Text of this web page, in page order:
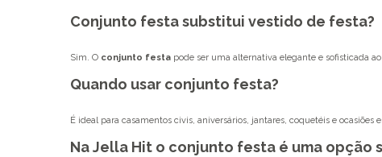
Conjunto festa substitui vestido de festa?
Sim. O conjunto festa pode ser uma alternativa elegante e sofisticada ao
Quando usar conjunto festa?
É ideal para casamentos civis, aniversários, jantares, coquetéis e
Na Jella Hit o conjunto festa é uma opção